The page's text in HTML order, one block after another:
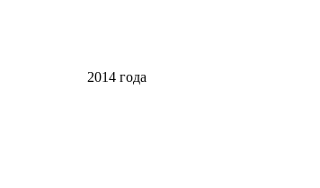
2014 года